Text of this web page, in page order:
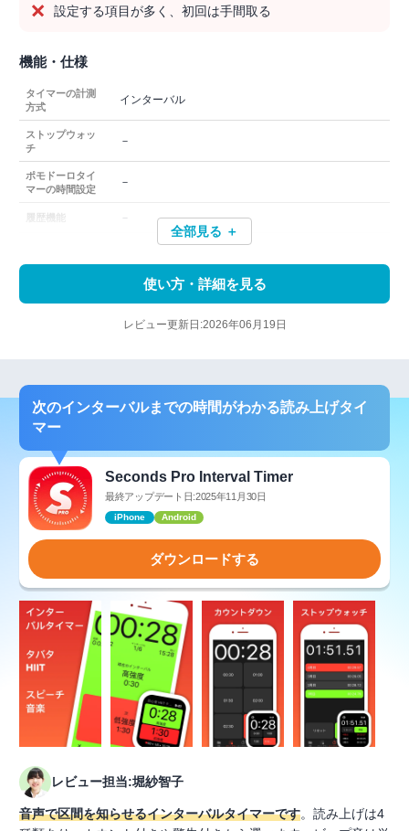
設定する項目が多く、初回は手間取る
機能・仕様
タイマーの計測
方式
インターバル
ストップウォッ
チ
－
ポモドーロタイ
マーの時間設定
－
履歴機能 －
全部見る ＋
使い方・詳細を見る
レビュー更新日:2026年06月19日
次のインターバルまでの時間がわかる読み上げタイ
マー
Seconds Pro Interval Timer
最終アップデート日:2025年11月30日
iPhone Android
ダウンロードする
レビュー担当:堀紗智子
音声で区間を知らせるインターバルタイマーです。読み上げは4